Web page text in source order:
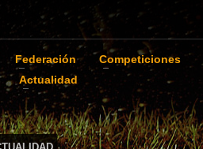
Federación Competiciones
Actualidad